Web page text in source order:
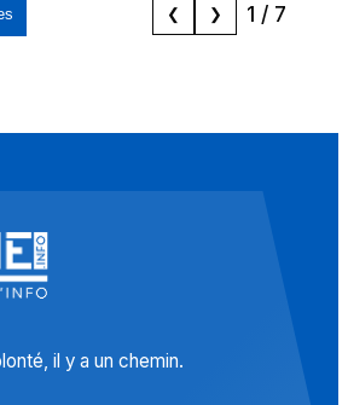
❮ ❯ 1 / 7
il y a un chemin.